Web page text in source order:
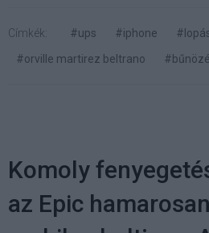
Címkék: #ups #iphone
#orville martirez beltrano
Komoly
az Epic